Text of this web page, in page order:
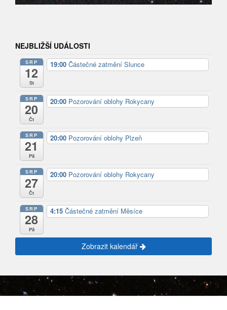
NEJBLIŽŠÍ UDÁLOSTI
SRP
12
St
19:00 Částečné zatmění Slunce
SRP
20
Čt
20:00 Pozorování oblohy Rokycany
SRP
21
Pá
20:00 Pozorování oblohy Plzeň
SRP
27
Čt
20:00 Pozorování oblohy Rokycany
SRP
28
Pá
4:15 Částečné zatmění Měsíce
Zobrazit kalendář